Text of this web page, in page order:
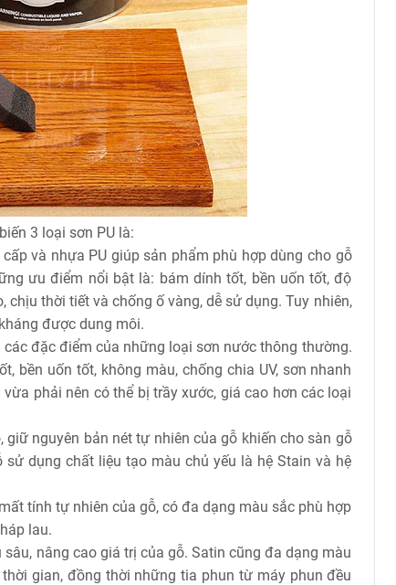
3 loại sơn PU là:
và nhựa PU giúp sản phẩm phù hợp dùng cho gỗ
ưu điểm nổi bật là: bám dính tốt, bền uốn tốt, độ
thời tiết và chống ố vàng, dễ sử dụng. Tuy nhiên,
được dung môi.
đặc điểm của những loại sơn nước thông thường.
bền uốn tốt, không màu, chống chia UV, sơn nhanh
phải nên có thể bị trầy xước, giá cao hơn các loại
nguyên bản nét tự nhiên của gỗ khiến cho sàn gỗ
dụng chất liệu tạo màu chủ yếu là hệ Stain và hệ
tính tự nhiên của gỗ, có đa dạng màu sắc phù hợp
lau.
nâng cao giá trị của gỗ. Satin cũng đa dạng màu
gian, đồng thời những tia phun từ máy phun đều